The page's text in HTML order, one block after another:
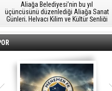
Aliağa Belediyesi’nin bu yıl
üçüncüsünü düzenlediği Aliağa Sanat
Günleri, Helvacı Kilim ve Kültür Şenliği
ile Helvacı’da renkli bir güne sahne
oldu.